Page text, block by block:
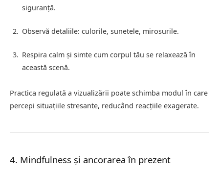
siguranță.
Observă detaliile: culorile, sunetele, mirosurile.
Respira calm și simte cum corpul tău se relaxează în
această scenă.
Practica regulată a vizualizării poate schimba modul în care
percepi situațiile stresante, reducând reacțiile exagerate.
4. Mindfulness și ancorarea în prezent